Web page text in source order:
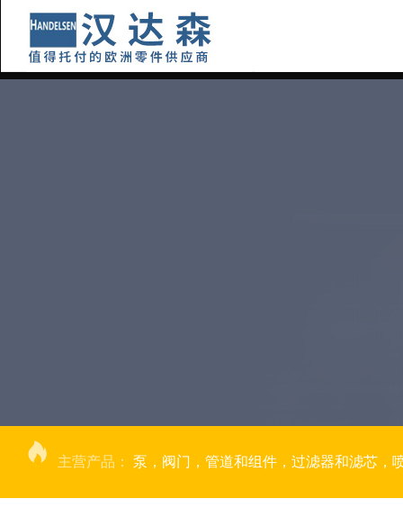
主营产品： 泵，阀门，管道和组件，过滤器和滤芯，